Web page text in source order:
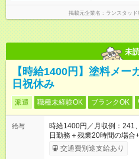
掲載元企業名 ランスタッ
未
【時給1400円】塗料メー
日祝休み
派遣 職種未経験OK ブランクOK
給与
時給1400円／月収例：241
日勤務＋残業20時間の場合
交通費別途支給あり